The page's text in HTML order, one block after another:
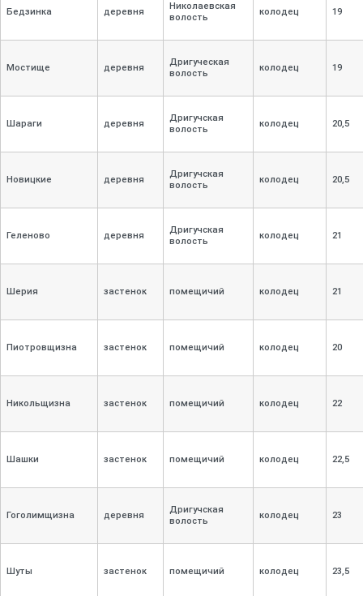
Бедзинка деревня
Николаевская
волость
колодец 19
Мостище деревня
Дригуческая
волость
колодец 19
Шараги деревня
Дригучская
волость
колодец 20,5
Новицкие деревня
Дригучская
волость
колодец 20,5
Геленово деревня
Дригучская
волость
колодец 21
Шерия застенок помещичий колодец 21
Пиотровщизна застенок помещичий колодец 20
Никольщизна застенок помещичий колодец 22
Шашки застенок помещичий колодец 22,5
Гоголимщизна деревня
Дригучская
волость
колодец 23
Шуты застенок помещичий колодец 23,5